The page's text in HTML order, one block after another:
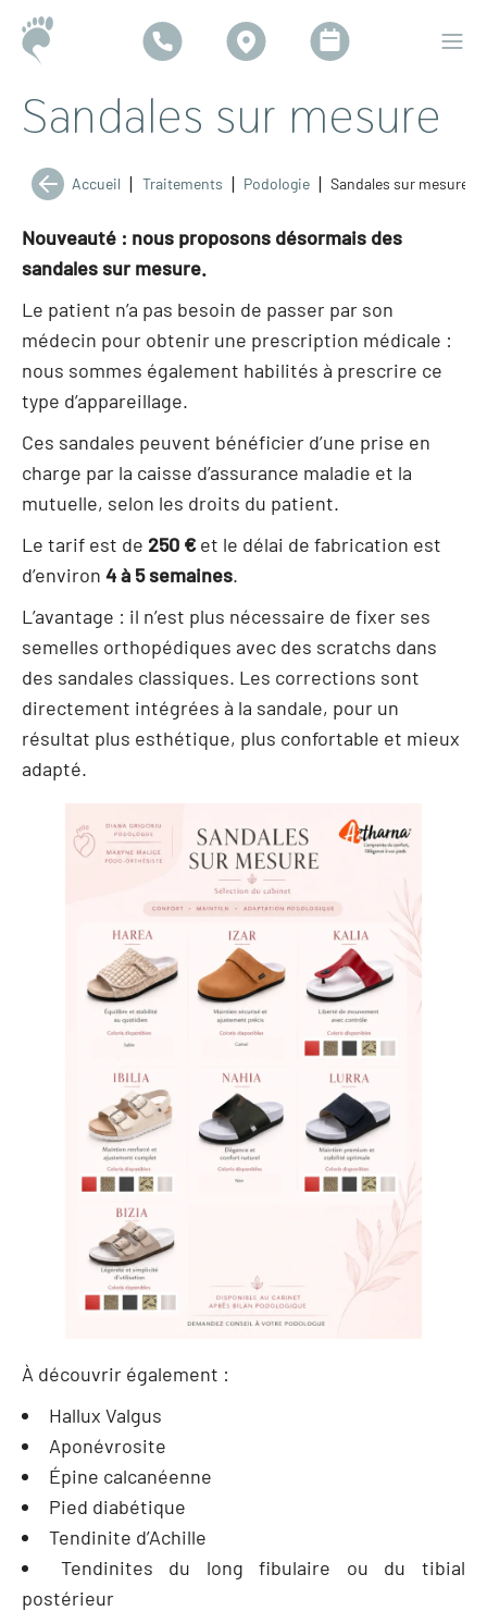
Sandales sur mesure
Accueil | Traitements | Podologie | Sandales sur mesure
Nouveauté : nous proposons désormais des
sandales sur mesure.
Le patient n’a pas besoin de passer par son
médecin pour obtenir une prescription médicale :
nous sommes également habilités à prescrire ce
type d’appareillage.
Ces sandales peuvent bénéficier d’une prise en
charge par la caisse d’assurance maladie et la
mutuelle, selon les droits du patient.
Le tarif est de 250 € et le délai de fabrication est
d’environ 4 à 5 semaines.
L’avantage : il n’est plus nécessaire de fixer ses
semelles orthopédiques avec des scratchs dans
des sandales classiques. Les corrections sont
directement intégrées à la sandale, pour un
résultat plus esthétique, plus confortable et mieux
adapté.
À découvrir également :
Hallux Valgus
Aponévrosite
Épine calcanéenne
Pied diabétique
Tendinite d’Achille
Tendinites du long fibulaire ou du tibial
postérieur